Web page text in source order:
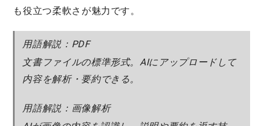
も役立つ柔軟さが魅力です。
用語解説：PDF
文書ファイルの標準形式。AIにアップロードして
内容を解析・要約できる。
用語解説：画像解析